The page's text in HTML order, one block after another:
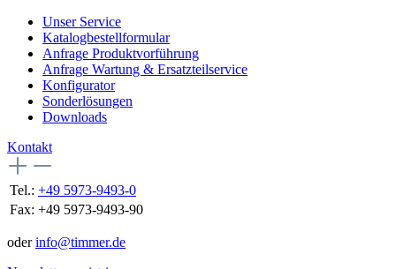
Unser Service
Katalogbestellformular
Anfrage Produktvorführung
Anfrage Wartung & Ersatzteilservice
Konfigurator
Sonderlösungen
Downloads
Kontakt
Tel.: +49 5973-9493-0
Fax: +49 5973-9493-90
oderinfo@timmer.de